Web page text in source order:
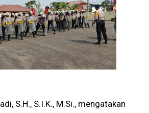
S.H., S.I.K., M.Si., mengatakan